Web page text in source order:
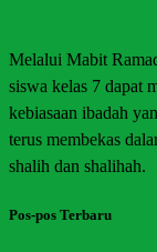
Melalui Mabit
siswa kelas 7 dapat
kebiasaan ibadah
terus membekas
shalih dan shalihah.
Pos-pos Terbaru